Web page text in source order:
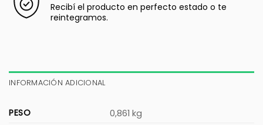
Recibí el producto en perfecto estado o te
reintegramos.
INFORMACIÓN ADICIONAL
PESO
0,861 kg